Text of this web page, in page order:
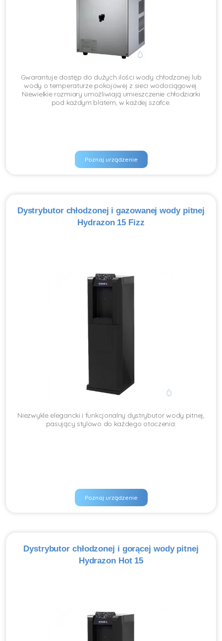
Gwarantuje dostęp do dużych ilości wody chłodzonej lub
wody o temperaturze pokojowej z sieci wodociągowej.
Niewielkie rozmiary umożliwiają umieszczenie chłodziarki
pod każdym blatem, w każdej szafce.
Poznaj urządzenie
Dystrybutor chłodzonej i gazowanej wody pitnej
Hydrazon 15 Fizz
Niezwykle elegancki i funkcjonalny dystrybutor wody pitnej,
pasujący stylowo do każdego otoczenia.
Poznaj urządzenie
Dystrybutor chłodzonej i gorącej wody pitnej
Hydrazon Hot 15